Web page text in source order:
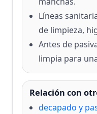
Líneas
de limpieza,
Antes de
limpia para
Relación con
decapado y